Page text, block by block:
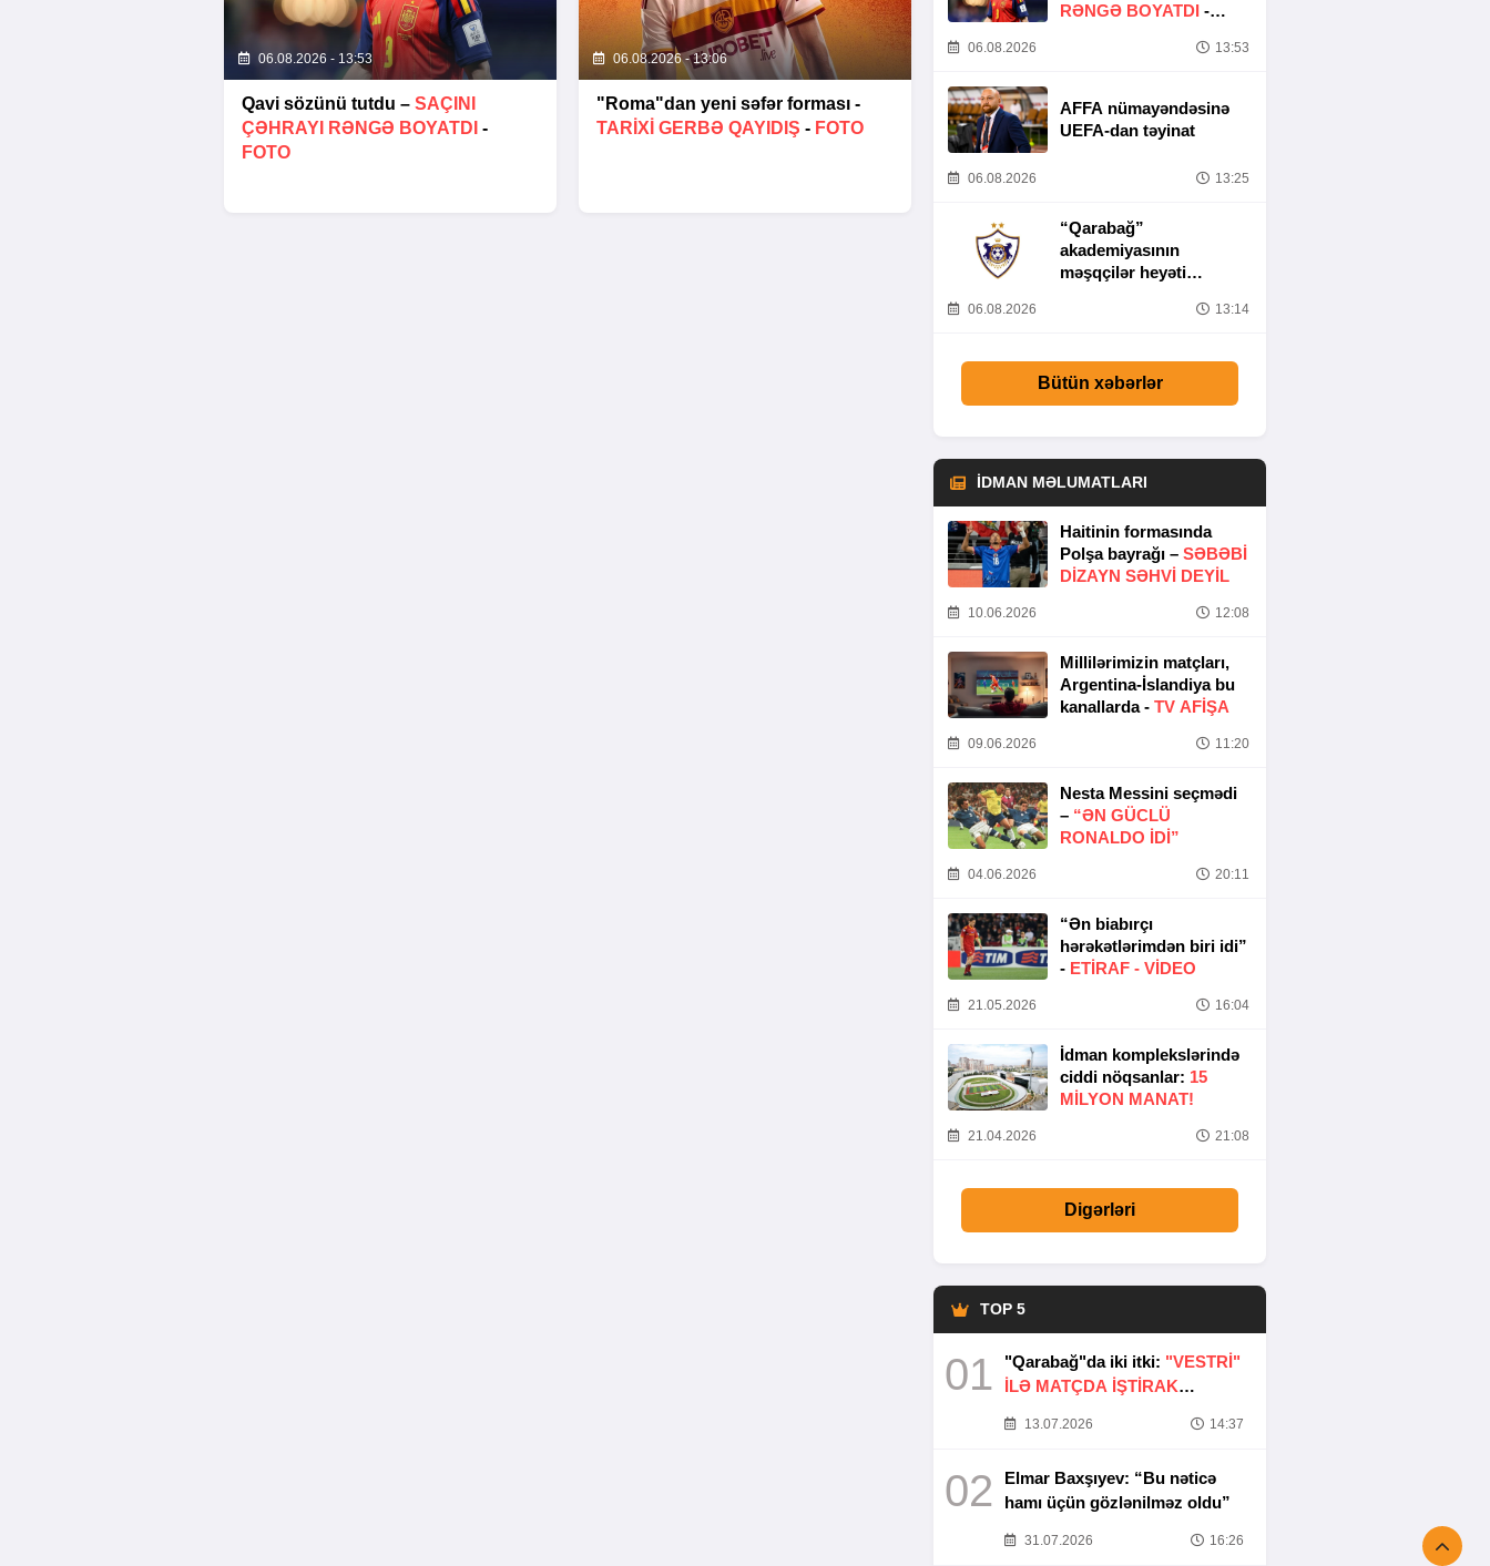
06.08.2026 - 13:53
Qavi sözünü tutdu – SAÇINI
ÇƏHRAYI RƏNGƏ BOYATDI -
FOTO
06.08.2026 - 13:06
"Roma"dan yeni səfər forması -
TARIXI GERBƏ QAYIDIŞ - FOTO
RƏNGƏ BOYATDI -
06.08.2026 13:53
AFFA nümayəndəsinə
UEFA-dan təyinat
06.08.2026 13:25
“Qarabağ”
akademiyasının
məşqçilər heyəti
06.08.2026 13:14
Bütün xəbərlər
İDMAN MƏLUMATLARI
Haitinin formasında
Polşa bayrağı – SƏBƏBI
DIZAYN SƏHVI DEYIL
10.06.2026 12:08
Millilərimizin matçları,
Argentina-İslandiya bu
kanallarda - TV AFİŞA
09.06.2026 11:20
Nesta Messini seçmədi
– “ƏN GÜCLÜ
RONALDO IDI”
04.06.2026 20:11
“Ən biabırçı
hərəkətlərimdən biri idi”
- ETIRAF - VİDEO
21.05.2026 16:04
İdman komplekslərində
ciddi nöqsanlar: 15
MILYON MANAT!
21.04.2026 21:08
Digərləri
TOP 5
01 "Qarabağ"da iki itki: "VESTRİ"
İLƏ MATÇDA İŞTİRAK
13.07.2026 14:37
02
Elmar Baxşıyev: “Bu nəticə
hamı üçün gözlənilməz oldu”
31.07.2026 16:26